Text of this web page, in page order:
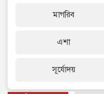
মাগরিব
এশা
সূর্যোদয়